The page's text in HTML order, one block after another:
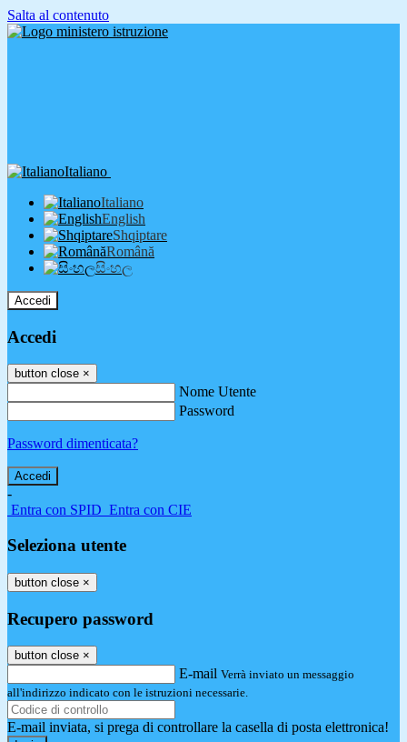
Salta al contenuto
Italiano
Italiano
English
Shqiptare
Română
සිංහල
Accedi
Accedi
button close ×
Nome Utente
Password
Password dimenticata?
-
Entra con SPID Entra con CIE
Seleziona utente
button close ×
Recupero password
button close ×
E-mail Verrà inviato un messaggio
all'indirizzo indicato con le istruzioni necessarie.
E-mail inviata, si prega di controllare la casella di posta elettronica!